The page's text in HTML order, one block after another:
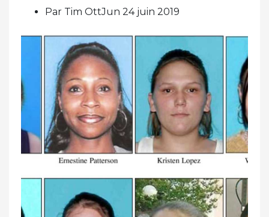
Par Tim OttJun 24 juin 2019